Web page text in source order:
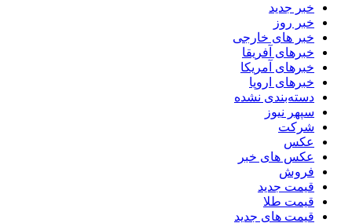
خبر جدید
خبر روز
خبر های خارجی
خبرهای آفریقا
خبرهای آمریکا
خبرهای اروپا
دسته‌بندی نشده
سپهر نیوز
شرکت
عکس
عکس های خبر
فروش
قیمت جدید
قیمت طلا
قیمت های جدید